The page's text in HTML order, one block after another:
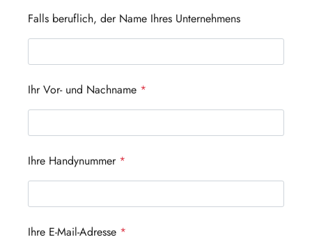
Falls beruflich, der Name Ihres Unternehmens
Ihr Vor- und Nachname *
Ihre Handynummer *
Ihre E-Mail-Adresse *